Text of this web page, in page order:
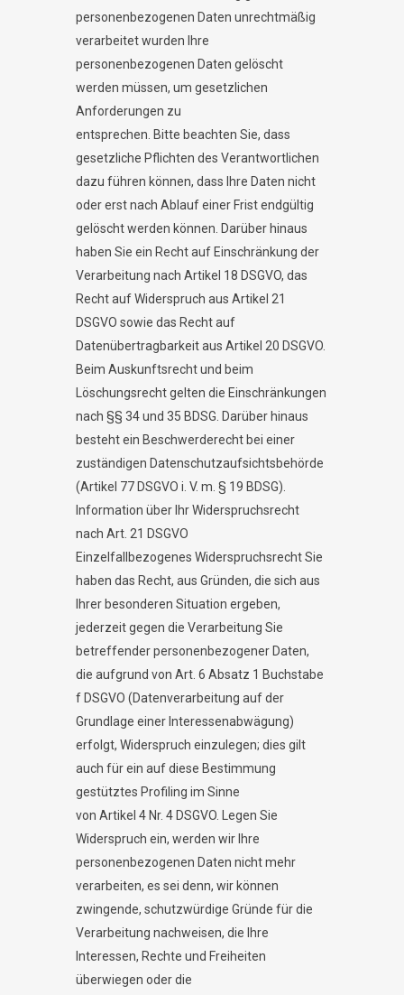
personenbezogenen Daten unrechtmäßig
verarbeitet wurden Ihre
personenbezogenen Daten gelöscht
werden müssen, um gesetzlichen
Anforderungen zu
entsprechen. Bitte beachten Sie, dass
gesetzliche Pflichten des Verantwortlichen
dazu führen können, dass Ihre Daten nicht
oder erst nach Ablauf einer Frist endgültig
gelöscht werden können. Darüber hinaus
haben Sie ein Recht auf Einschränkung der
Verarbeitung nach Artikel 18 DSGVO, das
Recht auf Widerspruch aus Artikel 21
DSGVO sowie das Recht auf
Datenübertragbarkeit aus Artikel 20 DSGVO.
Beim Auskunftsrecht und beim
Löschungsrecht gelten die Einschränkungen
nach §§ 34 und 35 BDSG. Darüber hinaus
besteht ein Beschwerderecht bei einer
zuständigen Datenschutzaufsichtsbehörde
(Artikel 77 DSGVO i. V. m. § 19 BDSG).
Information über Ihr Widerspruchsrecht
nach Art. 21 DSGVO
Einzelfallbezogenes Widerspruchsrecht Sie
haben das Recht, aus Gründen, die sich aus
Ihrer besonderen Situation ergeben,
jederzeit gegen die Verarbeitung Sie
betreffender personenbezogener Daten,
die aufgrund von Art. 6 Absatz 1 Buchstabe
f DSGVO (Datenverarbeitung auf der
Grundlage einer Interessenabwägung)
erfolgt, Widerspruch einzulegen; dies gilt
auch für ein auf diese Bestimmung
gestütztes Profiling im Sinne
von Artikel 4 Nr. 4 DSGVO. Legen Sie
Widerspruch ein, werden wir Ihre
personenbezogenen Daten nicht mehr
verarbeiten, es sei denn, wir können
zwingende, schutzwürdige Gründe für die
Verarbeitung nachweisen, die Ihre
Interessen, Rechte und Freiheiten
überwiegen oder die